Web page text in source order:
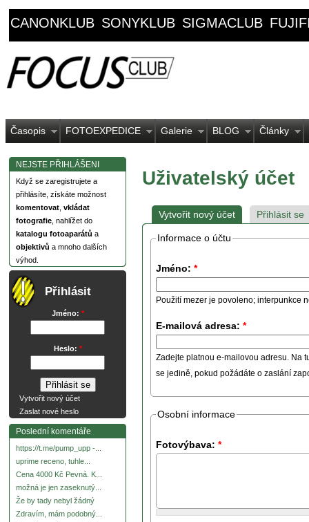
CANONKLUB SONYKLUB SIGMACLUB
Časopis FOTOEXPEDICE Galerie BLOG Články
NEJSTE PŘIHLÁŠENI
Když se zaregistrujete a
přihlásíte, získáte možnost
komentovat vkládat
fotografie , nahlížet do
katalogu fotoaparátů a
objektivů a mnoho dalších
výhod.
Přihlásit
Jméno: *
Heslo: *
Vytvořit nový účet
Zaslat nové heslo
Poslední komentáře
https://t.me/pump_upp -...
uprime receno, tuhle...
Cena 4000 Kč Pevná. K...
možná je jen zaseknutý...
Že by tady nebyl žádný
Zdravím, mám podobný...
Uživatelský účet
Vytvořit nový účet Přihlásit se
Informace o účtu
Jméno: *
Použití mezer je povoleno; interpunkce
E-mailová adresa: *
Zadejte platnou e-mailovou adresu. Na
se jedině, pokud požádáte o zaslání
Osobní informace
Fotovýbava: *